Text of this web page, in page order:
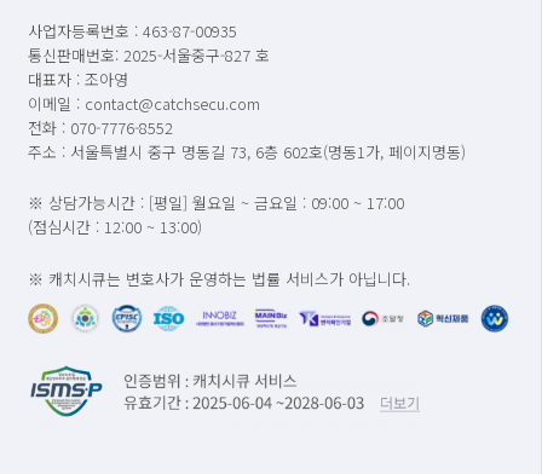
사업자등록번호 : 463-87-00935
통신판매번호: 2025-서울중구-827 호
대표자 : 조아영
이메일 : contact@catchsecu.com
전화 : 070-7776-8552
주소 : 서울특별시 중구 명동길 73, 6층 602호(명동1가, 페이지명동)
※ 상담가능시간 : [평일] 월요일 ~ 금요일 : 09:00 ~ 17:00
(점심시간 : 12:00 ~ 13:00)
※ 캐치시큐는 변호사가 운영하는 법률 서비스가 아닙니다.